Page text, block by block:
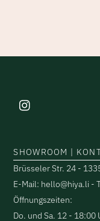
SHOWROOM |
Brüsseler Str. 24 -
E-Mail: hello@hiya.li -
Öffnungszeiten:
Do. und Sa. 12 - 18:00